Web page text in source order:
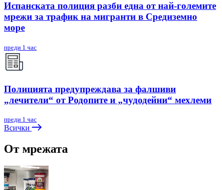
Испанската полиция разби една от най-големите
мрежи за трафик на мигранти в Средиземно
море
преди 1 час
Полицията предупреждава за фалшиви
„лечители“ от Родопите и „чудодейни“ мехлеми
преди 1 час
Всички
От мрежата